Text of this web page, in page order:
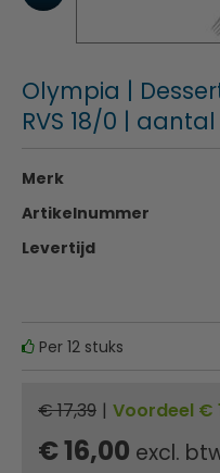
Olympia |
RVS 18/0 |
Merk
Artikelnummer
Levertijd
Per 12 stuks
€ 17,39 | Voordeel €
€ 16,00 excl.